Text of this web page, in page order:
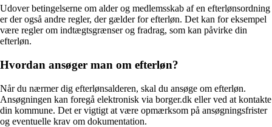
Udover betingelserne om alder og medlemsskab af en efterlønsordning
er der også andre regler, der gælder for efterløn. Det kan for eksempel
være regler om indtægtsgrænser og fradrag, som kan påvirke din
efterløn.
Hvordan ansøger man om efterløn?
Når du nærmer dig efterlønsalderen, skal du ansøge om efterløn.
Ansøgningen kan foregå elektronisk via borger.dk eller ved at kontakte
din kommune. Det er vigtigt at være opmærksom på ansøgningsfrister
og eventuelle krav om dokumentation.